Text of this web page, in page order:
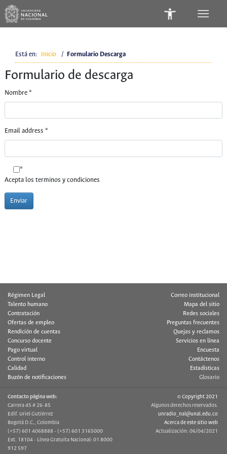
Está en: Inicio / Formulario Descarga
Formulario de descarga
Nombre *
Email address *
*
Acepta los terminos y condiciones
Enviar
Régimen Legal
Talento humano
Contratación
Ofertas de empleo
Rendición de cuentas
Concurso docente
Pago virtual
Control interno
Calidad
Buzón de notificaciones
Correo institucional
Mapa del sitio
Redes sociales
Preguntas frecuentes
Quejas y reclamos
Servicios en línea
Encuesta
Contáctenos
Estadísticas
Glosario
Contacto página web:
Carrera 45 # 26-85
Edif. Uriel Gutiérrez
Bogotá D.C., Colombia
(+57) 601 4068888 - (+57) 601 3165000
Ext. 18104 - Línea Gratuita Nacional: 01 8000
912 597
© Copyright 2021
Algunos derechos reservados.
unradio_nal@unal.edu.co
Acerca de este sitio web
Actualización: 06/04/2021